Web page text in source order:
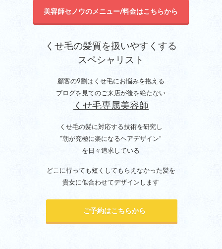
美容師セノウのメニュー/料金はこちらから
くせ毛の髪質を扱いやすくする
スペシャリスト
顧客の9割はくせ毛にお悩みを抱える
ブログを見てのご来店が後を絶たない
くせ毛専属美容師
くせ毛の髪に対応する技術を研究し
“朝が究極に楽になるヘアデザイン”
を日々追求している
どこに行っても短くしてもらえなかった髪を
貴女に似合わせてデザインします
ご予約はこちらから